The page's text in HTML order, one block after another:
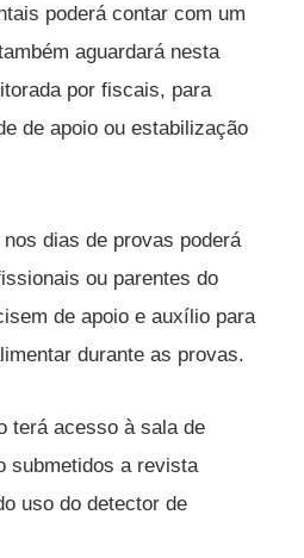
poderá contar com um
aguardará nesta
por fiscais, para
de apoio ou estabilização
dias de provas poderá
ou parentes do
de apoio e auxílio para
durante as provas.
terá acesso à sala de
submetidos a revista
uso do detector de